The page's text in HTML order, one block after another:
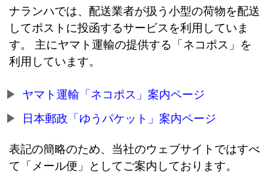
ナランハでは、配送業者が扱う小型の荷物を配送
してポストに投函するサービスを利用していま
す。 主にヤマト運輸の提供する「ネコポス」を
利用しています。
ヤマト運輸「ネコポス」案内ページ
日本郵政「ゆうパケット」案内ページ
表記の簡略のため、当社のウェブサイトではすべ
て「メール便」としてご案内しております。